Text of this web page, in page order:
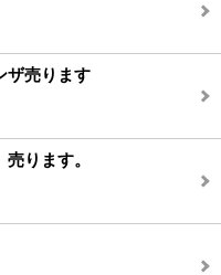
ザ売ります
ります。